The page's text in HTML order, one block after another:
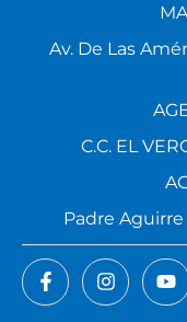
Av. De Las
C.C. EL
Padre Aguirre